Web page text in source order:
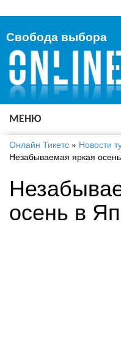
Свобода выбора
МЕНЮ
Онлайн Тикетс » Новости
Незабываемая яркая
осень в